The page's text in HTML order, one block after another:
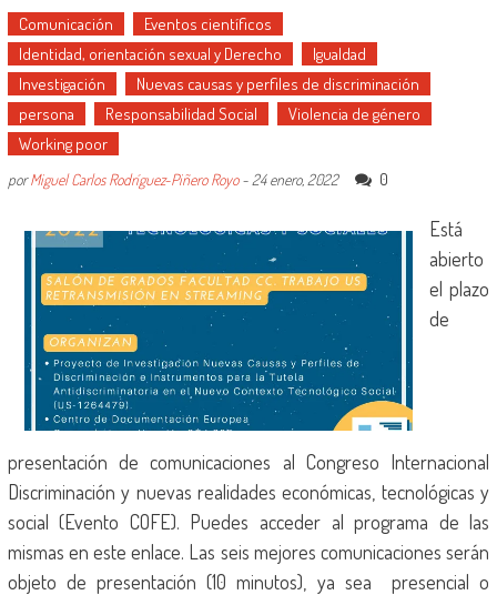
Comunicación
Eventos científicos
Identidad, orientación sexual y Derecho
Igualdad
Investigación
Nuevas causas y perfiles de discriminación
persona
Responsabilidad Social
Violencia de género
Working poor
porMiguel Carlos Rodríguez-Piñero Royo- 24 enero, 2022 0
Está
abierto
el plazo
de
presentación de comunicaciones al Congreso Internacional
Discriminación y nuevas realidades económicas, tecnológicas y
social (Evento COFE). Puedes acceder al programa de las
mismas en este enlace. Las seis mejores comunicaciones serán
objeto de presentación (10 minutos), ya sea presencial o